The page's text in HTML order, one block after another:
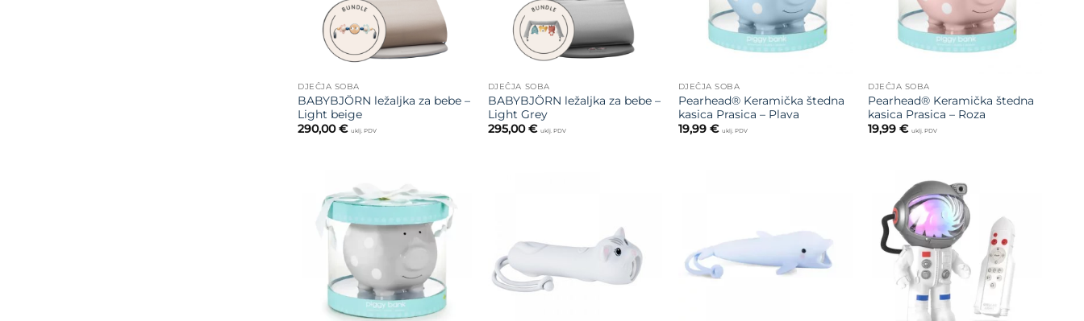
DJEČJA SOBA
BABYBJÖRN ležaljka za bebe –
Light beige
290,00€ uklj. PDV
DJEČJA SOBA
BABYBJÖRN ležaljka za bebe –
Light Grey
295,00€ uklj. PDV
DJEČJA SOBA
Pearhead® Keramička štedna
kasica Prasica – Plava
19,99 € uklj. PDV
DJEČJA SOBA
Pearhead® Keramička štedna
kasica Prasica – Roza
19,99€ uklj. PDV
Dodajte
na listu
želja
želja
na listu